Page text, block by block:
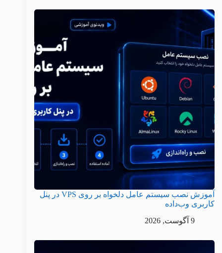
آموزش نصب سیستم عامل دلخواه بر روی VPS در پنل
کاربری وب‌داده
9 آگوست, 2026